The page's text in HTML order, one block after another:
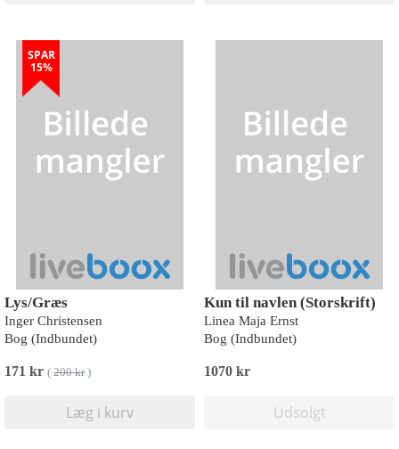
SPAR
15%
Lys/Græs
Inger Christensen
Bog (Indbundet)
171 kr ( 200 kr)
Læg i kurv
Kun til navlen (Storskrift)
Linea Maja Ernst
Bog (Indbundet)
1070 kr
Udsolgt